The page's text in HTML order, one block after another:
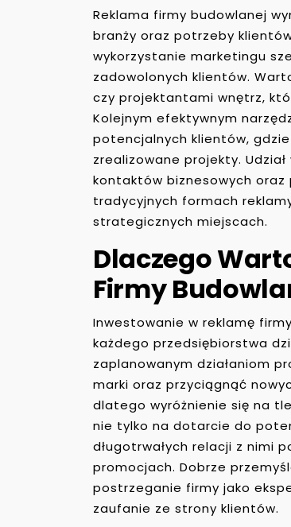
Reklama firmy budowlanej
branży oraz potrzeby
wykorzystanie marketingu
zadowolonych klientów.
czy projektantami wnętrz,
Kolejnym efektywnym
potencjalnych klientów,
zrealizowane projekty.
kontaktów biznesowych oraz
tradycyjnych formach
strategicznych miejscach.
Dlaczego
Firmy
Inwestowanie w reklamę
każdego przedsiębiorstwa
zaplanowanym działaniom
marki oraz przyciągnąć
dlatego wyróżnienie się na
nie tylko na dotarcie do
długotrwałych relacji z nimi
promocjach. Dobrze
postrzeganie firmy jako
zaufanie ze strony klientów.